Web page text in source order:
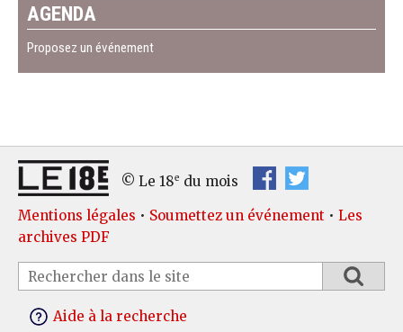
AGENDA
Proposez un événement
© Le 18e du mois
Mentions légales • Soumettez un événement • Les
archives PDF
Aide à la recherche